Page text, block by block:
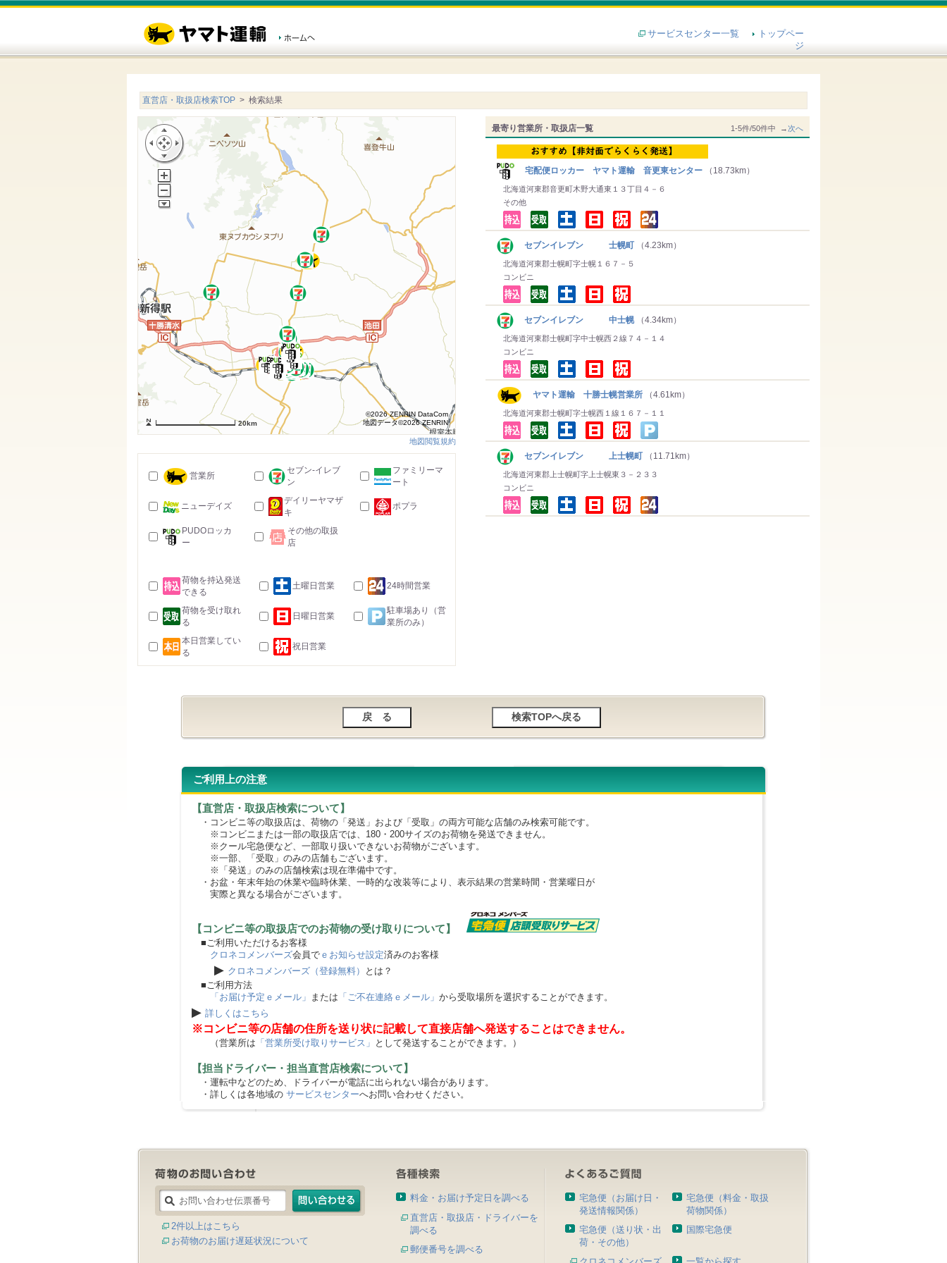
サービスセンター一覧
トップペー
ジ
直営店・取扱店検索TOP > 検索結果
最寄り営業所・取扱店一覧 1-5件/50件中 →次へ
宅配便ロッカー ヤマト運輸 音更東センター （18.73km）
北海道河東郡音更町木野大通東１３丁目４－６
その他
セブンイレブン 士幌町 （4.23km）
北海道河東郡士幌町字士幌１６７－５
コンビニ
セブンイレブン 中士幌 （4.34km）
北海道河東郡士幌町字中士幌西２線７４－１４
コンビニ
ヤマト運輸 十勝士幌営業所 （4.61km）
北海道河東郡士幌町字士幌西１線１６７－１１
セブンイレブン 上士幌町 （11.71km）
北海道河東郡上士幌町字上士幌東３－２３３
コンビニ
20km
©2026 ZENRIN DataCom
地図データ©2026 ZENRIN
地図閲覧規約
営業所
セブン-イレブ
ン
ファミリーマ
ート
ニューデイズ
デイリーヤマザ
キ
ポプラ
PUDOロッカ
ー
その他の取扱
店
荷物を持込発送
できる
土曜日営業 24時間営業
荷物を受け取れ
る
日曜日営業
駐車場あり（営
業所のみ）
本日営業してい
る
祝日営業
ご利用上の注意
【直営店・取扱店検索について】
・コンビニ等の取扱店は、荷物の「発送」および「受取」の両方可能な店舗のみ検索可能です。
※コンビニまたは一部の取扱店では、180・200サイズのお荷物を発送できません。
※クール宅急便など、一部取り扱いできないお荷物がございます。
※一部、「受取」のみの店舗もございます。
※「発送」のみの店舗検索は現在準備中です。
・お盆・年末年始の休業や臨時休業、一時的な改装等により、表示結果の営業時間・営業曜日が
実際と異なる場合がございます。
【コンビニ等の取扱店でのお荷物の受け取りについて】
■ご利用いただけるお客様
クロネコメンバーズ会員で ｅお知らせ設定済みのお客様
▶ クロネコメンバーズ（登録無料）
とは？
■ご利用方法
「お届け予定ｅメール」 または 「ご不在連絡ｅメール」 から受取場所を選択することができます。
▶ 詳しくはこちら
※コンビニ等の店舗の住所を送り状に記載して直接店舗へ発送することはできません。
（営業所は 「営業所受け取りサービス」 として発送することができます。）
【担当ドライバー・担当直営店検索について】
・運転中などのため、ドライバーが電話に出られない場合があります。
・詳しくは各地域の サービスセンターへお問い合わせください。
2件以上はこちら
お荷物のお届け遅延状況について
料金・お届け予定日を調べる
直営店・取扱店・ドライバーを
調べる
郵便番号を調べる
宅急便（お届け日・
発送情報関係）
宅急便（料金・取扱
荷物関係）
宅急便（送り状・出
荷・その他）
国際宅急便